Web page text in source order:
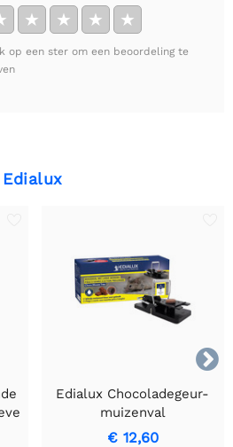
★ ★ ★ ★
op een ster om een beoordeling te
Edialux

Edialux Chocoladegeur-
muizenval
€ 12,60